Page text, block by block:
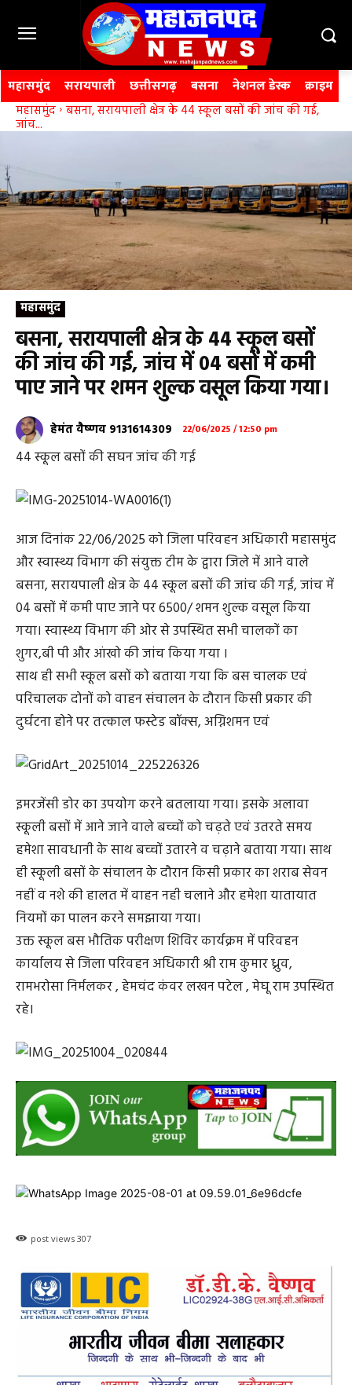
महासमुंद सरायपाली छत्तीसगढ़ बसना नेशनल डेस्क क्राइम
महासमुंद बसना, सरायपाली क्षेत्र के 44 स्कूल बसों की जांच की गई,
जांच...
महासमुंद
बसना, सरायपाली क्षेत्र के 44 स्कूल बसों
की जांच की गई, जांच में 04 बसों में कमी
पाए जाने पर शमन शुल्क वसूल किया गया।
हेमंत वैष्णव 9131614309 22/06/2025 / 12:50 pm
44 स्कूल बसों की सघन जांच की गई
आज दिनांक 22/06/2025 को जिला परिवहन अधिकारी महासमुंद
और स्वास्थ्य विभाग की संयुक्त टीम के द्वारा जिले में आने वाले
बसना, सरायपाली क्षेत्र के 44 स्कूल बसों की जांच की गई, जांच में
04 बसों में कमी पाए जाने पर 6500/ शमन शुल्क वसूल किया
गया। स्वास्थ्य विभाग की ओर से उपस्थित सभी चालकों का
शुगर,बी पी और आंखो की जांच किया गया ।
साथ ही सभी स्कूल बसों को बताया गया कि बस चालक एवं
परिचालक दोनों को वाहन संचालन के दौरान किसी प्रकार की
दुर्घटना होने पर तत्काल फस्टेड बॉक्स, अग्निशमन एवं
इमरजेंसी डोर का उपयोग करने बतलाया गया। इसके अलावा
स्कूली बसों में आने जाने वाले बच्चों को चढ़ते एवं उतरते समय
हमेशा सावधानी के साथ बच्चों उतारने व चढ़ाने बताया गया। साथ
ही स्कूली बसों के संचालन के दौरान किसी प्रकार का शराब सेवन
नहीं व नशे की हालत में वाहन नही चलाने और हमेशा यातायात
नियमों का पालन करने समझाया गया।
उक्त स्कूल बस भौतिक परीक्षण शिविर कार्यक्रम में परिवहन
कार्यालय से जिला परिवहन अधिकारी श्री राम कुमार ध्रुव,
रामभरोसा निर्मलकर , हेमचंद कंवर लखन पटेल , मेघू राम उपस्थित
रहे।
post views 307